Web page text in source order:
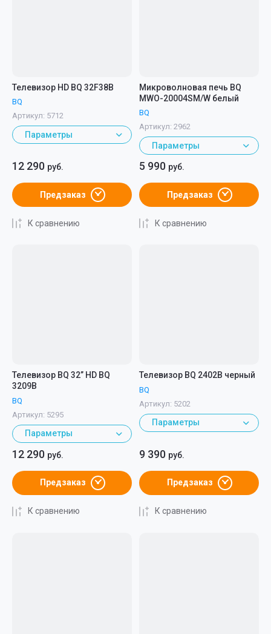
Телевизор HD BQ 32F38B
BQ
Артикул: 5712
Параметры
12 290 руб.
Предзаказ
К сравнению
Микроволновая печь BQ
MWO-20004SM/W белый
BQ
Артикул: 2962
Параметры
5 990 руб.
Предзаказ
К сравнению
Телевизор BQ 32” HD BQ
3209B
BQ
Артикул: 5295
Параметры
12 290 руб.
Предзаказ
К сравнению
Телевизор BQ 2402B черный
BQ
Артикул: 5202
Параметры
9 390 руб.
Предзаказ
К сравнению